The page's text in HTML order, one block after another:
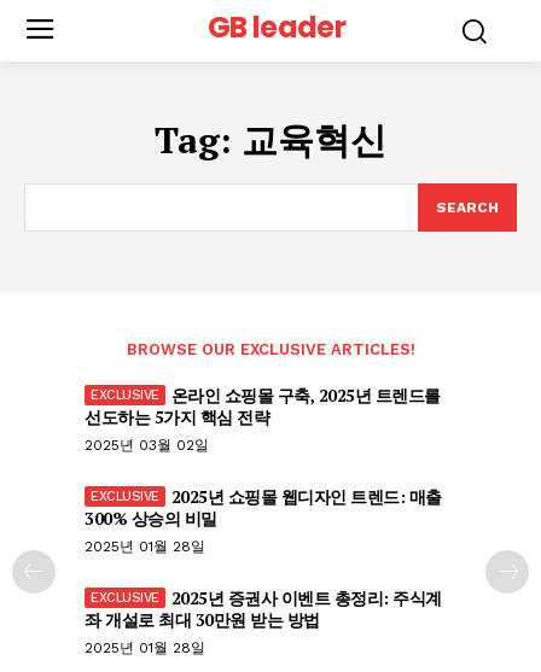
GB leader
Tag: 교육혁신
SEARCH
BROWSE OUR EXCLUSIVE ARTICLES!
온라인 쇼핑몰 구축, 2025년 트렌드를
선도하는 5가지 핵심 전략
2025년 03월 02일
2025년 쇼핑몰 웹디자인 트렌드: 매출
300% 상승의 비밀
2025년 01월 28일
2025년 증권사 이벤트 총정리: 주식계
좌 개설로 최대 30만원 받는 방법
2025년 01월 28일